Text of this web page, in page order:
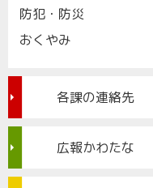
防犯・防災
おくやみ
各課の連絡先
広報かわたな